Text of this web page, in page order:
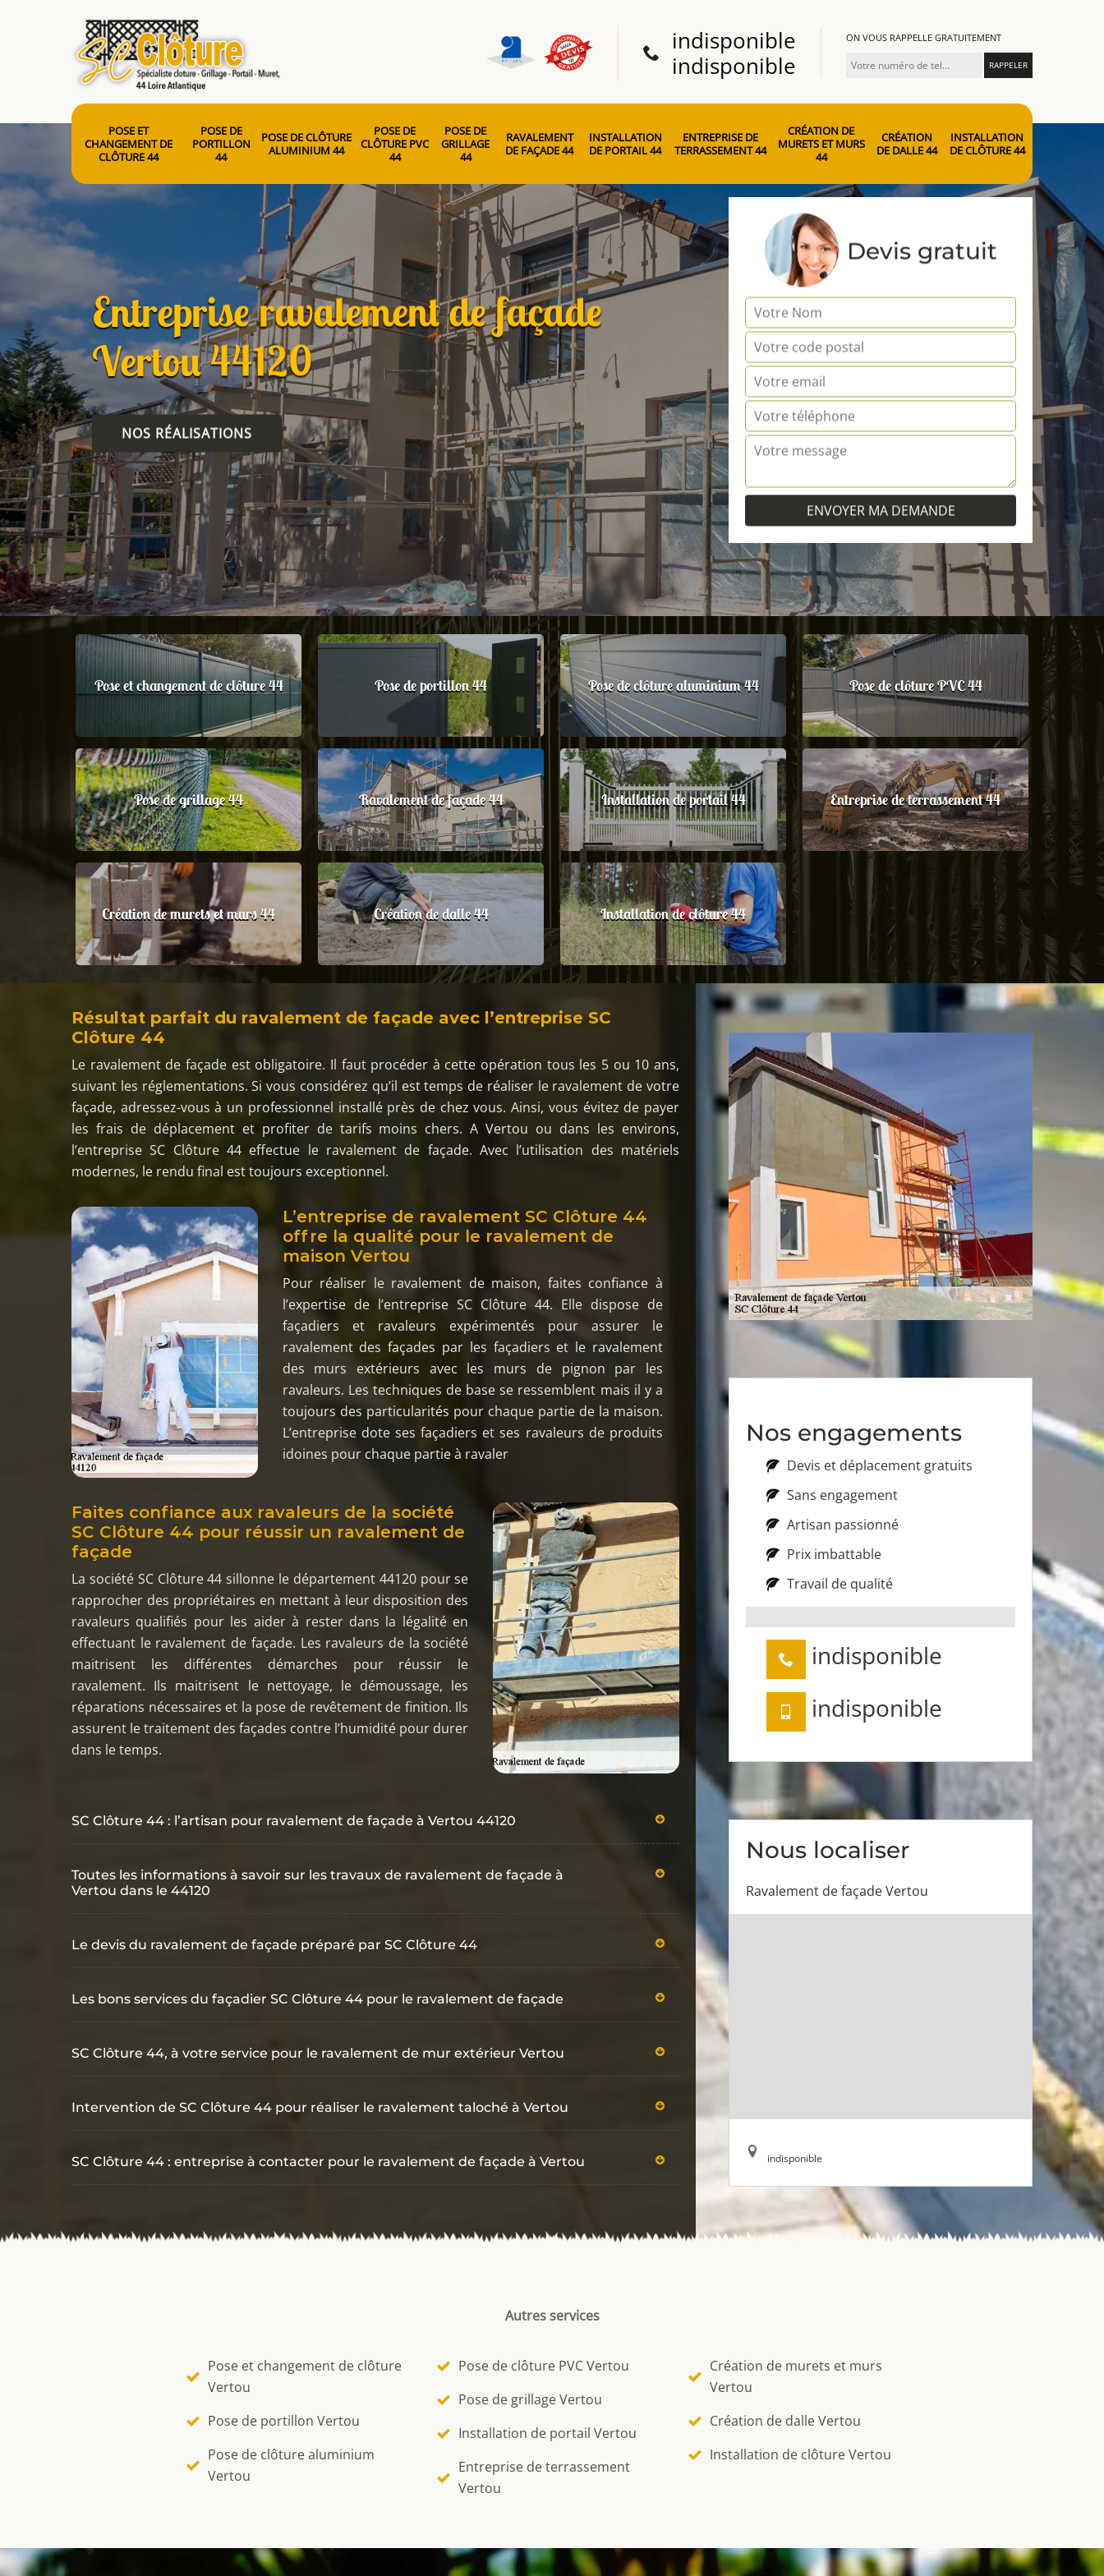
indisponible
indisponible
ON VOUS RAPPELLE GRATUITEMENT
POSE ET
CHANGEMENT DE
CLÔTURE 44
POSE DE
PORTILLON
44
POSE DE CLÔTURE
ALUMINIUM 44
POSE DE
CLÔTURE PVC
44
POSE DE
GRILLAGE
44
RAVALEMENT
DE FAÇADE 44
INSTALLATION
DE PORTAIL 44
ENTREPRISE DE
TERRASSEMENT 44
CRÉATION DE
MURETS ET MURS
44
CRÉATION
DE DALLE 44
INSTALLATION
DE CLÔTURE 44
Entreprise ravalement de façade
Vertou 44120
NOS RÉALISATIONS
Devis gratuit
Pose et changement de clôture 44 Pose de portillon 44 Pose de clôture aluminium 44 Pose de clôture PVC 44
Pose de grillage 44 Ravalement de façade 44 Installation de portail 44 Entreprise de terrassement 44
Création de murets et murs 44 Création de dalle 44 Installation de clôture 44
Résultat parfait du ravalement de façade avec l’entreprise SC
Clôture 44
Le ravalement de façade est obligatoire. Il faut procéder à cette opération tous les 5 ou 10 ans,
suivant les réglementations. Si vous considérez qu’il est temps de réaliser le ravalement de votre
façade, adressez-vous à un professionnel installé près de chez vous. Ainsi, vous évitez de payer
les frais de déplacement et profiter de tarifs moins chers. A Vertou ou dans les environs,
l’entreprise SC Clôture 44 effectue le ravalement de façade. Avec l’utilisation des matériels
modernes, le rendu final est toujours exceptionnel.
L’entreprise de ravalement SC Clôture 44
offre la qualité pour le ravalement de
maison Vertou
Pour réaliser le ravalement de maison, faites confiance à
l’expertise de l’entreprise SC Clôture 44. Elle dispose de
façadiers et ravaleurs expérimentés pour assurer le
ravalement des façades par les façadiers et le ravalement
des murs extérieurs avec les murs de pignon par les
ravaleurs. Les techniques de base se ressemblent mais il y a
toujours des particularités pour chaque partie de la maison.
L’entreprise dote ses façadiers et ses ravaleurs de produits
idoines pour chaque partie à ravaler
Faites confiance aux ravaleurs de la société
SC Clôture 44 pour réussir un ravalement de
façade
La société SC Clôture 44 sillonne le département 44120 pour se
rapprocher des propriétaires en mettant à leur disposition des
ravaleurs qualifiés pour les aider à rester dans la légalité en
effectuant le ravalement de façade. Les ravaleurs de la société
maitrisent les différentes démarches pour réussir le
ravalement. Ils maitrisent le nettoyage, le démoussage, les
réparations nécessaires et la pose de revêtement de finition. Ils
assurent le traitement des façades contre l’humidité pour durer
dans le temps.
SC Clôture 44 : l’artisan pour ravalement de façade à Vertou 44120
Toutes les informations à savoir sur les travaux de ravalement de façade à
Vertou dans le 44120
Le devis du ravalement de façade préparé par SC Clôture 44
Les bons services du façadier SC Clôture 44 pour le ravalement de façade
SC Clôture 44, à votre service pour le ravalement de mur extérieur Vertou
Intervention de SC Clôture 44 pour réaliser le ravalement taloché à Vertou
SC Clôture 44 : entreprise à contacter pour le ravalement de façade à Vertou
Nos engagements
Devis et déplacement gratuits
Sans engagement
Artisan passionné
Prix imbattable
Travail de qualité
indisponible
indisponible
Nous localiser
Ravalement de façade Vertou
indisponible
Autres services
Pose et changement de clôture
Vertou
Pose de portillon Vertou
Pose de clôture aluminium
Vertou
Pose de clôture PVC Vertou
Pose de grillage Vertou
Installation de portail Vertou
Entreprise de terrassement
Vertou
Création de murets et murs
Vertou
Création de dalle Vertou
Installation de clôture Vertou